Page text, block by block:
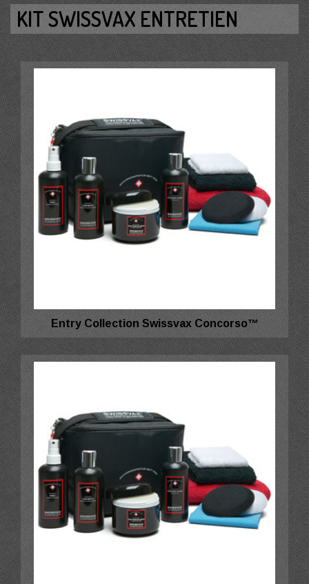
KIT SWISSVAX ENTRETIEN
Entry Collection Swissvax Concorso™